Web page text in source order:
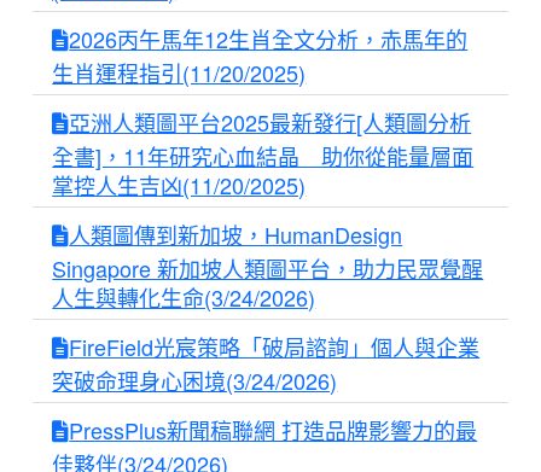
2026丙午馬年12生肖全文分析，赤馬年的
生肖運程指引(11/20/2025)
亞洲人類圖平台2025最新發行[人類圖分析
全書]，11年研究心血結晶 助你從能量層面
掌控人生吉凶(11/20/2025)
人類圖傳到新加坡，HumanDesign
Singapore 新加坡人類圖平台，助力民眾覺醒
人生與轉化生命(3/24/2026)
FireField光宸策略「破局諮詢」個人與企業
突破命理身心困境(3/24/2026)
PressPlus新聞稿聯網 打造品牌影響力的最
佳夥伴(3/24/2026)